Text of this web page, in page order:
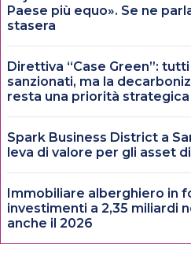
Paese più equo». Se ne
stasera
Direttiva “Case Green”:
sanzionati, ma la
resta una priorità strategica
Spark Business District a
leva di valore per gli asset
Immobiliare alberghiero in
investimenti a 2,35 miliardi
anche il 2026